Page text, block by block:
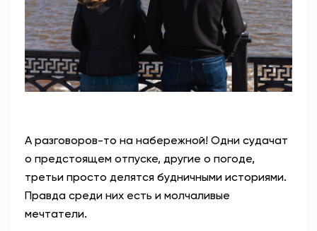
А разговоров-то на набережной! Одни судачат
о предстоящем отпуске, другие о погоде,
третьи просто делятся будничными историями.
Правда среди них есть и молчаливые
мечтатели.